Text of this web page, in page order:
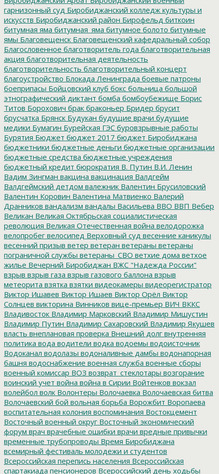
гарнизонный суд Биробиджанский колледж культуры и
искусств Биробиджанский район Бирофельд биткоин
битумная яма битумная_яма битумное болото битумные
ямы Благовещенск Благовещенский кафедральный собор
Благословенное благотворитель года благотворительная
акция благотворительная деятельность
благотворительность благотворительный концерт
благоустройство Блокада Ленинграда боевые патроны
боеприпасы Бойцовский клуб бокс больница большой
этнографический диктант бомба бомбоубежище Борис
Титов Борохович брак браконьер Бридер брусит
брусчатка Брянск Будукан будущие врачи будущие
медики Бумагин Бурейская ГЭС буровзрывные работы
Бурятия Бюджет бюджет 2017 бюджет Биробиджана
бюджетники бюджетные деньги бюджетные организации
бюджетные средства бюджетные учреждения
бюджетный кредит бюрократия В. Путин В.И. Ленин
Вадим Зингман вакцина вакцинация Валдгейм
Валдгеймский детдом валежник Валентин Брусиловский
Валентин Коровин Валентина Матвиенко Валерий
Дранников вандализм вандалы Васильева ВВО ВВП Вебер
Великан Великая Октябрьская социалистическая
революция Великая Отечественная война велодорожка
велопробег велосипед Верховный суд весенние каникулы
весенний призыв ветер ветеран ветераны ветераны
пограничной службы ветераны_СВО ветхие дома ветхое
жилье Вечерний Биробиджан ВЖС "Надежда России"
взрыв взрыв газа взрыв газового баллона взрыв
метеорита взятка взятки видеокамеры видеорегистратор
Виктор Ишавев Виктор Ишаев Виктор Орёл Виктор
Солнцев викторина Винников вице-премьер ВИЧ ВККС
Владивосток Владимир Марковский Владимир Мишустин
Владимир Путин Владимир Сахаровский Владимир Якушев
власть внеплановая проверка Внешний долг внутренняя
политика вода водители водка водоемы водоисточник
Водоканал водолазы водоналивные дамбы водонапорная
башня водоснабжение военная служба военные сборы
военный комиссар ВОЗ возврат_стеклотары возгорание
воинский учет война война в Сирии Войтенков вокзал
волейбол волк Волонтеры Волочаевка Волочаевская битва
Волочаевский бой вольная борьба Ворожбит Воропаева
воспитательная колония воспоминания Востокцемент
Восточный военный округ Восточный экономический
форум врач врачебные ошибки врачи вредные привычки
временные трубопроводы Время Биробиджана
всемирный фестиваль молодежи и студентов
Всероссийская перепись населения Всероссийская
спартакиада пенсионеров Всероссийский день ходьбы